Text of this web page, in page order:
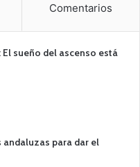
Comentarios
El sueño del ascenso está
para dar el